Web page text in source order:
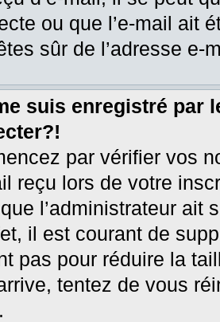
ou que l’e-mail ait
sûr de l’adresse e-
suis enregistré par
par vérifier vos
reçu lors de votre
l’administrateur ait
il est courant de
pas pour réduire la
tentez de vous